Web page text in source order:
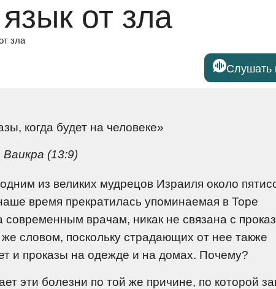
от зла
зла
Слушать
когда будет на человеке»
Ваикра (13:9)
из великих мудрецов Израиля около
время прекратилась упоминаемая в Торе
современным врачам, никак не связана с
словом, поскольку страдающих от нее также
и проказы на одежде и на домах. Почему?
эти болезни по той же причине, по которой